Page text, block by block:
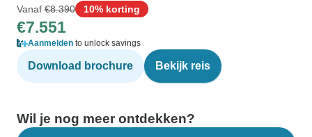
Vanaf €8.390 10% korting
€7.551
Aanmelden to unlock savings
Download brochure Bekijk reis
Wil je nog meer ontdekken?